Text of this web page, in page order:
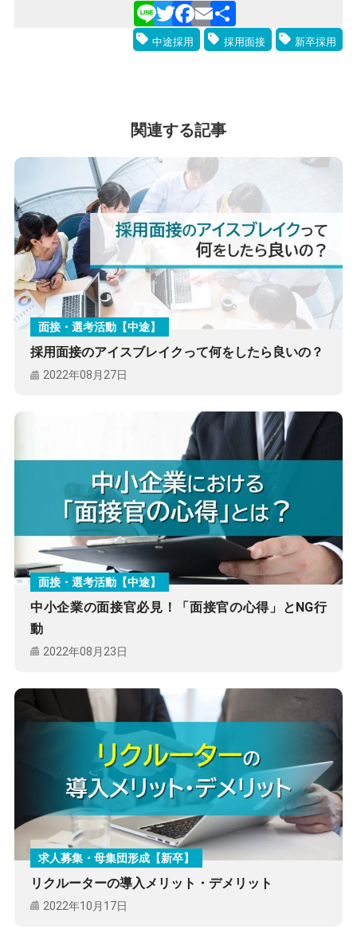
Line
Twitter
Facebook
Email
共
中途採用 採用面接 新卒採用
関連する記事
面接・選考活動【中途】
採用面接のアイスブレイクって何をしたら良いの？
2022年08月27日
面接・選考活動【中途】
中小企業の面接官必見！「面接官の心得」とNG行
動
2022年08月23日
求人募集・母集団形成【新卒】
リクルーターの導入メリット・デメリット
2022年10月17日